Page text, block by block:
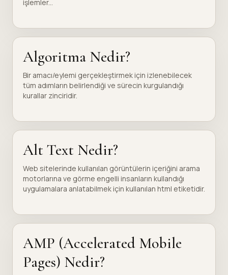
işlemler...
Algoritma Nedir?
Bir amacı/eylemi gerçekleştirmek için izlenebilecek
tüm adımların belirlendiği ve sürecin kurgulandığı
kurallar zinciridir.
Alt Text Nedir?
Web sitelerinde kullanılan görüntülerin içeriğini arama
motorlarına ve görme engelli insanların kullandığı
uygulamalara anlatabilmek için kullanılan html etiketidir.
AMP (Accelerated Mobile
Pages) Nedir?